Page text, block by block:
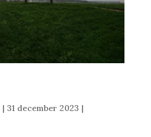
| 31 december 2023 |